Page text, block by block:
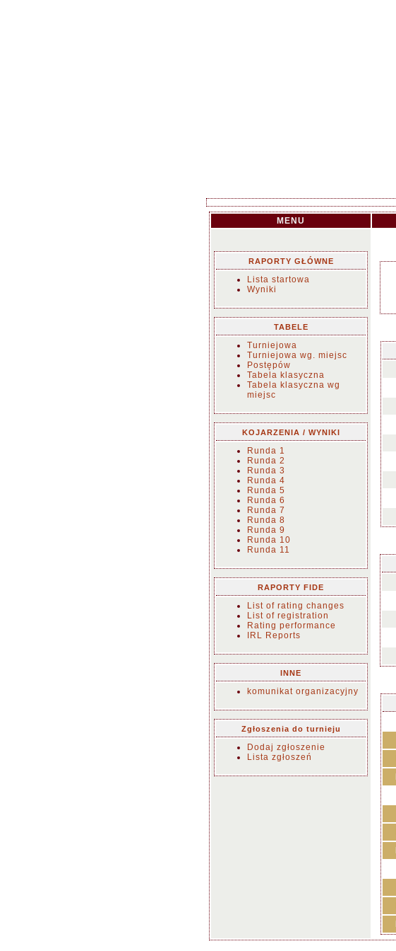
MENU
RAPORTY GŁÓWNE
Lista startowa
Wyniki
TABELE
Turniejowa
Turniejowa wg. miejsc
Postępów
Tabela klasyczna
Tabela klasyczna wg
miejsc
KOJARZENIA / WYNIKI
Runda 1
Runda 2
Runda 3
Runda 4
Runda 5
Runda 6
Runda 7
Runda 8
Runda 9
Runda 10
Runda 11
RAPORTY FIDE
List of rating changes
List of registration
Rating performance
IRL Reports
INNE
komunikat organizacyjny
Zgłoszenia do turnieju
Dodaj zgłoszenie
Lista zgłoszeń